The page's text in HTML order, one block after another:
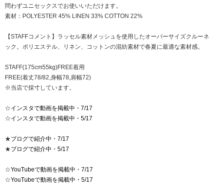
問わずユニセックスでお使いいただけます。
素材：POLYESTER 45% LINEN 33% COTTON 22%
【STAFFコメント】ラッセル素材メッシュを使用したオーバーサイズクルーネ
ック。ポリエステル、リネン、コットンの混紡素材で春夏に最適な素材感。
STAFF(175cm55kg)FREE着用
FREE(着丈78/82,身幅78,肩幅72)
※当店で採寸しています。
☆インスタで動画を掲載中・7/17
☆インスタで動画を掲載中・5/17
★ブログで紹介中・7/17
★ブログで紹介中・5/17
☆YouTubeで動画を掲載中・7/17
☆YouTubeで動画を掲載中・5/17